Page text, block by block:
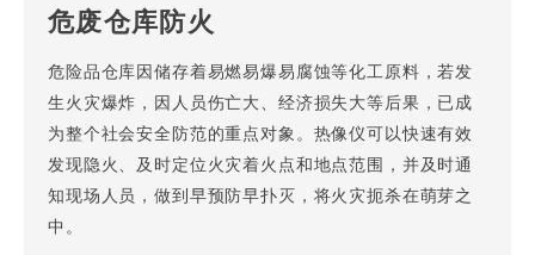
危废仓库防火
危险品仓库因储存着易燃易爆易腐蚀等化工原料，若发
生火灾爆炸，因人员伤亡大、经济损失大等后果，已成
为整个社会安全防范的重点对象。热像仪可以快速有效
发现隐火、及时定位火灾着火点和地点范围，并及时通
知现场人员，做到早预防早扑灭，将火灾扼杀在萌芽之
中。